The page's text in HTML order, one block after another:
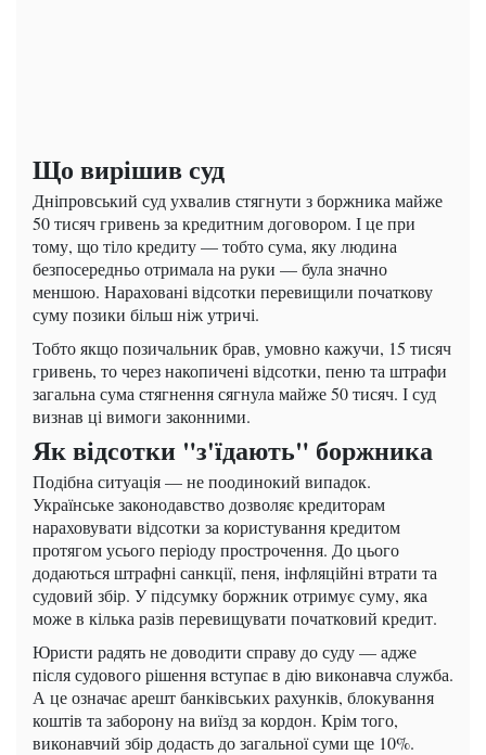
Що вирішив суд
Дніпровський суд ухвалив стягнути з боржника майже
50 тисяч гривень за кредитним договором. І це при
тому, що тіло кредиту — тобто сума, яку людина
безпосередньо отримала на руки — була значно
меншою. Нараховані відсотки перевищили початкову
суму позики більш ніж утричі.
Тобто якщо позичальник брав, умовно кажучи, 15 тисяч
гривень, то через накопичені відсотки, пеню та штрафи
загальна сума стягнення сягнула майже 50 тисяч. І суд
визнав ці вимоги законними.
Як відсотки "з'їдають" боржника
Подібна ситуація — не поодинокий випадок.
Українське законодавство дозволяє кредиторам
нараховувати відсотки за користування кредитом
протягом усього періоду прострочення. До цього
додаються штрафні санкції, пеня, інфляційні втрати та
судовий збір. У підсумку боржник отримує суму, яка
може в кілька разів перевищувати початковий кредит.
Юристи радять не доводити справу до суду — адже
після судового рішення вступає в дію виконавча служба.
А це означає арешт банківських рахунків, блокування
коштів та заборону на виїзд за кордон. Крім того,
виконавчий збір додасть до загальної суми ще 10%.